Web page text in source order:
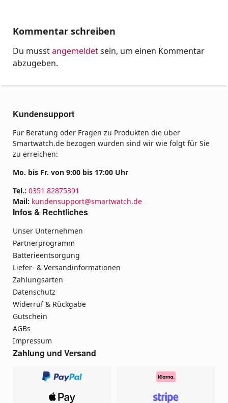
Kommentar schreiben
Du musstangemeldetsein, um einen Kommentar
abzugeben.
Kundensupport
Für Beratung oder Fragen zu Produkten die über
Smartwatch.de bezogen wurden sind wir wie folgt für Sie
zu erreichen:
Mo. bis Fr. von 9:00 bis 17:00 Uhr
Tel.: 0351 82875391
Mail: kundensupport@smartwatch.de
Infos & Rechtliches
Unser Unternehmen
Partnerprogramm
Batterieentsorgung
Liefer- & Versandinformationen
Zahlungsarten
Datenschutz
Widerruf & Rückgabe
Gutschein
AGBs
Impressum
Zahlung und Versand